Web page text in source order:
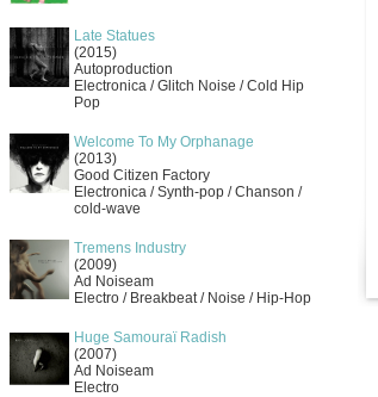
Late Statues
(2015)
Autoproduction
Electronica / Glitch Noise / Cold Hip
Pop
Welcome To My Orphanage
(2013)
Good Citizen Factory
Electronica / Synth-pop / Chanson /
cold-wave
Tremens Industry
(2009)
Ad Noiseam
Electro / Breakbeat / Noise / Hip-Hop
Huge Samouraï Radish
(2007)
Ad Noiseam
Electro